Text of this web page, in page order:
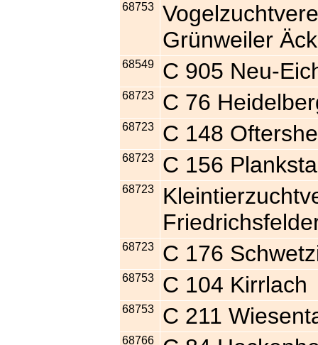
68753
Grünweiler
68549 C 905 Neu-
68723 C 76
68723 C 148
68723 C 156
68723
68723 C 176
68753 C 104 Kirrlach
68753 C 211
68766